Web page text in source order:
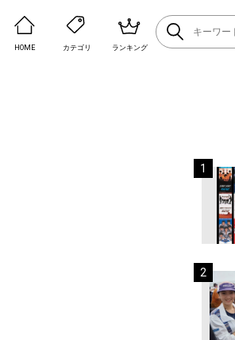
HOME カテゴリ ランキング